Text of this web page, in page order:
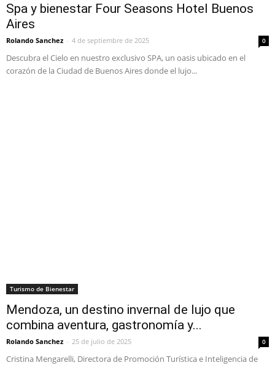
Spa y bienestar Four Seasons Hotel Buenos
Aires
Rolando Sanchez - 4 de septiembre de 2025 0
Descubra el Cielo en nuestro exclusivo SPA, un oasis ubicado en el
corazón de la Ciudad de Buenos Aires donde el lujo...
Turismo de Bienestar
Mendoza, un destino invernal de lujo que
combina aventura, gastronomía y...
Rolando Sanchez - 25 de julio de 2025 0
Cristina Mengarelli, Directora de Promoción Turística e Inteligencia de